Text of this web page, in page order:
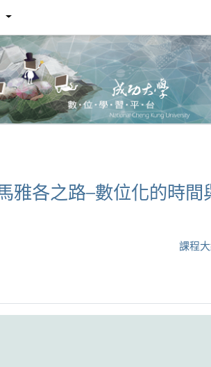
雅各之路–數位化的時
課程